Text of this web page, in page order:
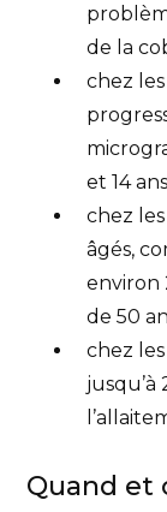
de la
chez les
et 14
chez
âgés,
environ
de 50
chez
jusqu’à
Quand et